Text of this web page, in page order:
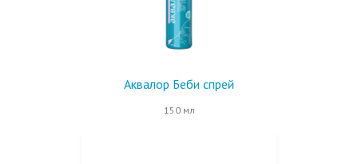
Аквалор Беби спрей
150 мл